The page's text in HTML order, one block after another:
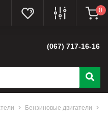
0
(067) 717-16-16
Бензиновые двигатели